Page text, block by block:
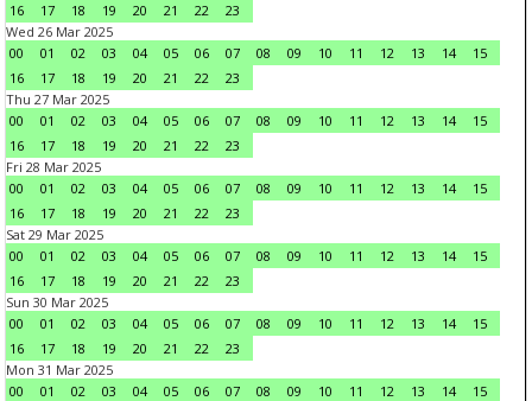
16
17 18 19 20 21 22
23
Wed 26 Mar 2025
00
01 02 03 04 05 06 07 08 09 10 11 12 13 14
15
16
17 18 19 20 21 22
23
Thu 27 Mar 2025
00
01 02 03 04 05 06 07 08 09 10 11 12 13 14
15
16
17 18 19 20 21 22
23
Fri 28 Mar 2025
00
01 02 03 04 05 06 07 08 09 10 11 12 13 14
15
16
17 18 19 20 21 22
23
Sat 29 Mar 2025
00
01 02 03 04 05 06 07 08 09 10 11 12 13 14
15
16
17 18 19 20 21 22
23
Sun 30 Mar 2025
00
01 02 03 04 05 06 07 08 09 10 11 12 13 14
15
16
17 18 19 20 21 22
23
Mon 31 Mar 2025
00
01 02 03 04 05 06 07 08 09 10 11 12 13 14
15